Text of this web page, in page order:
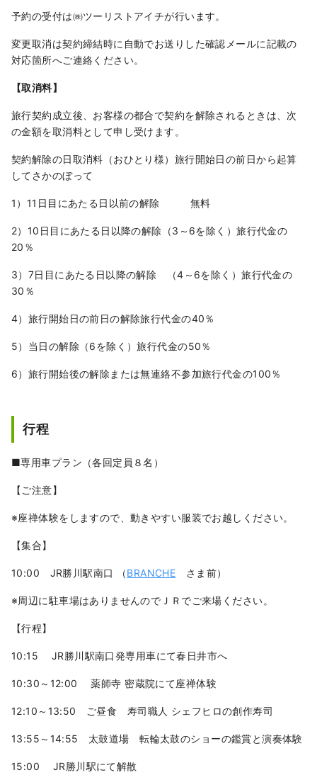
予約の受付は㈱ツーリストアイチが行います。
変更取消は契約締結時に自動でお送りした確認メールに記載の
対応箇所へご連絡ください。
【取消料】
旅行契約成立後、お客様の都合で契約を解除されるときは、次
の金額を取消料として申し受けます。
契約解除の日取消料（おひとり様）旅行開始日の前日から起算
してさかのぼって
1）11日目にあたる日以前の解除 無料
2）10日目にあたる日以降の解除（3～6を除く）旅行代金の
20％
3）7日目にあたる日以降の解除 （4～6を除く）旅行代金の
30％
4）旅行開始日の前日の解除旅行代金の40％
5）当日の解除（6を除く）旅行代金の50％
6）旅行開始後の解除または無連絡不参加旅行代金の100％
行程
■専用車プラン（各回定員８名）
【ご注意】
※座禅体験をしますので、動きやすい服装でお越しください。
【集合】
10:00 JR勝川駅南口 （BRANCHE さま前）
※周辺に駐車場はありませんのでＪＲでご来場ください。
【行程】
10:15 JR勝川駅南口発専用車にて春日井市へ
10:30～12:00 薬師寺 密蔵院にて座禅体験
12:10～13:50 ​ご昼食 寿司職人 シェフヒロの創作寿司
13:55～14:55 太鼓道場 転輪太鼓のショーの鑑賞と演奏体験
15:00 JR勝川駅にて解散